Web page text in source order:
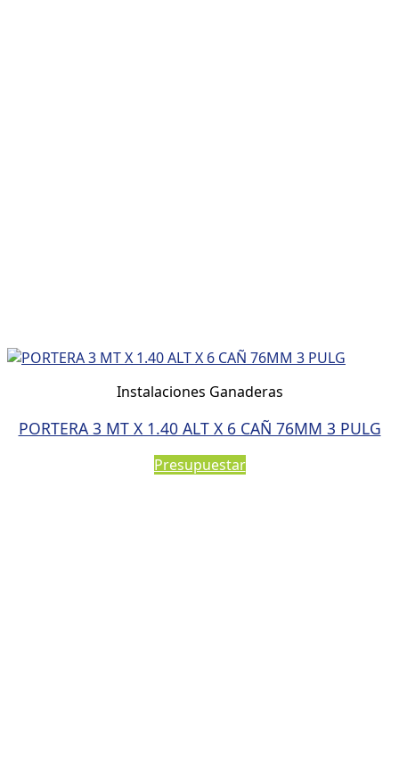
Instalaciones Ganaderas
PORTERA 3 MT X 1.40 ALT X 6 CAÑ 76MM 3 PULG
Presupuestar